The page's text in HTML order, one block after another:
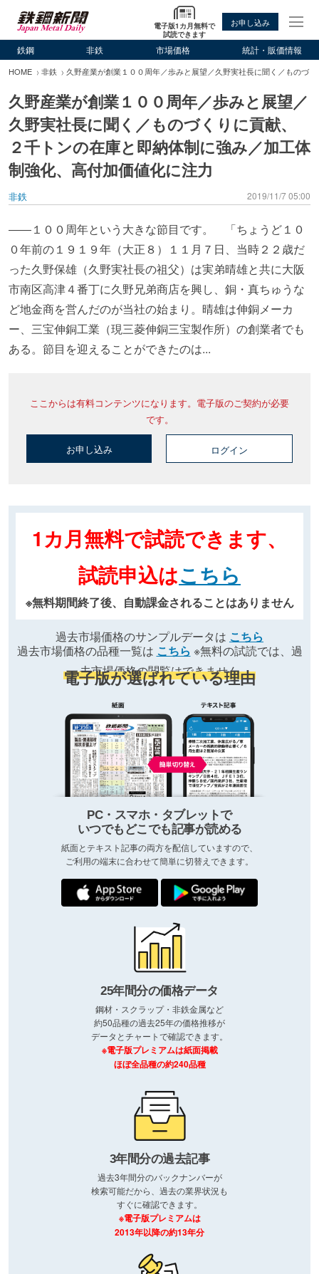
電子版1カ月無料で
試読できます
お申し込み
鉄鋼 非鉄 市場価格 統計・販価情報
HOME 非鉄 久野産業が創業１００周年／歩みと展望／久野実社長に聞く／ものづ
久野産業が創業１００周年／歩みと展望／
久野実社長に聞く／ものづくりに貢献、
２千トンの在庫と即納体制に強み／加工体
制強化、高付加価値化に注力
非鉄 2019/11/7 05:00
――１００周年という大きな節目です。 「ちょうど１０
０年前の１９１９年（大正８）１１月７日、当時２２歳だ
った久野保雄（久野実社長の祖父）は実弟晴雄と共に大阪
市南区高津４番丁に久野兄弟商店を興し、銅・真ちゅうな
ど地金商を営んだのが当社の始まり。晴雄は伸銅メーカ
ー、三宝伸銅工業（現三菱伸銅三宝製作所）の創業者でも
ある。節目を迎えることができたのは...
ここからは有料コンテンツになります。電子版のご契約が必要
です。
お申し込み ログイン
1カ月無料で試読できます、
試読申込はこちら
※無料期間終了後、自動課金されることはありません
過去市場価格のサンプルデータは こちら
過去市場価格の品種一覧は こちら ※無料の試読では、過
去市場価格の閲覧はできません
電子版が選ばれている理由
PC・スマホ・タブレットで
いつでもどこでも記事が読める
紙面とテキスト記事の両方を配信していますので、
ご利用の端末に合わせて簡単に切替えできます。
25年間分の価格データ
鋼材・スクラップ・非鉄金属など
約50品種の過去25年の価格推移が
データとチャートで確認できます。
※電子版プレミアムは紙面掲載
ほぼ全品種の約240品種
3年間分の過去記事
過去3年間分のバックナンバーが
検索可能だから、過去の業界状況も
すぐに確認できます。
※電子版プレミアムは
2013年以降の約13年分